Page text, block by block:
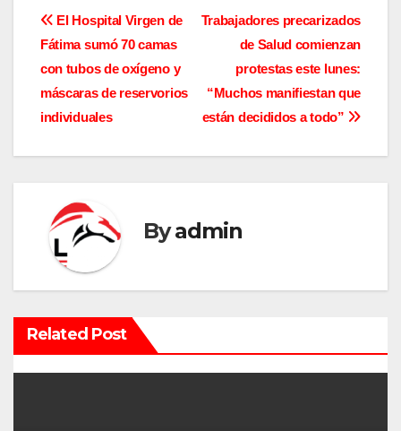
N
a
v
a
c
i
ó
n
Trabajadores precarizados
de Salud comienzan
protestas este lunes:
“Muchos manifiestan que
están decididos a todo”
El Hospital Virgen de
Fátima sumó 70 camas
con tubos de oxígeno y
máscaras de reservorios
individuales
Byadmin
Related Post